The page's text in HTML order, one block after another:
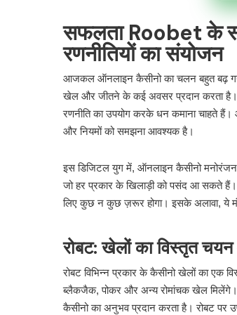
सफलता Roobet के
रणनीतियों का संयोजन
आजकल ऑनलाइन कैसीनो का चलन बहुत बढ़
खेल और जीतने के कई अवसर प्रदान करता है।
रणनीति का उपयोग करके धन कमाना चाहते
और नियमों को समझना आवश्यक है।
इस डिजिटल युग में, ऑनलाइन कैसीनो मनोरंजन
जो हर प्रकार के खिलाड़ी को पसंद आ सकते
लिए कुछ न कुछ ज़रूर होगा। इसके अलावा, ये
रोबट: खेलों का विस्तृत
रोबट विभिन्न प्रकार के कैसीनो खेलों का एक
ब्लैकजैक, पोकर और अन्य रोमांचक खेल मिलेंगे।
कैसीनो का अनुभव प्रदान करता है। रोबट पर